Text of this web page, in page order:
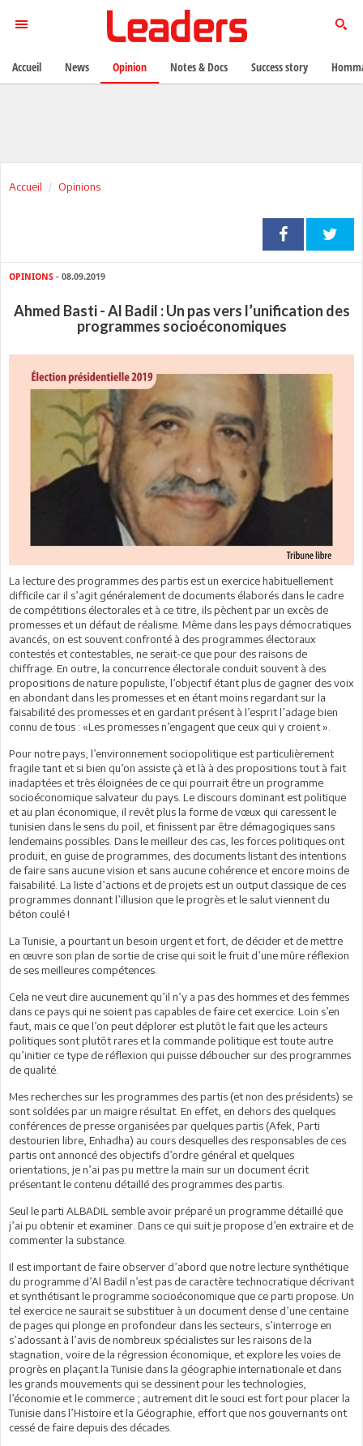
Accueil Opinions
OPINIONS - 08.09.2019
Ahmed Basti - Al Badil : Un pas vers l’unification des
programmes socioéconomiques
La lecture des programmes des partis est un exercice habituellement
difficile car il s’agit généralement de documents élaborés dans le cadre
de compétitions électorales et à ce titre, ils pèchent par un excès de
promesses et un défaut de réalisme. Même dans les pays démocratiques
avancés, on est souvent confronté à des programmes électoraux
contestés et contestables, ne serait-ce que pour des raisons de
chiffrage. En outre, la concurrence électorale conduit souvent à des
propositions de nature populiste, l’objectif étant plus de gagner des voix
en abondant dans les promesses et en étant moins regardant sur la
faisabilité des promesses et en gardant présent à l’esprit l’adage bien
connu de tous : «Les promesses n’engagent que ceux qui y croient ».
Pour notre pays, l’environnement sociopolitique est particulièrement
fragile tant et si bien qu’on assiste çà et là à des propositions tout à fait
inadaptées et très éloignées de ce qui pourrait être un programme
socioéconomique salvateur du pays. Le discours dominant est politique
et au plan économique, il revêt plus la forme de vœux qui caressent le
tunisien dans le sens du poil, et finissent par être démagogiques sans
lendemains possibles. Dans le meilleur des cas, les forces politiques ont
produit, en guise de programmes, des documents listant des intentions
de faire sans aucune vision et sans aucune cohérence et encore moins de
faisabilité. La liste d’actions et de projets est un output classique de ces
programmes donnant l’illusion que le progrès et le salut viennent du
béton coulé !
La Tunisie, a pourtant un besoin urgent et fort, de décider et de mettre
en œuvre son plan de sortie de crise qui soit le fruit d’une mûre réflexion
de ses meilleures compétences.
Cela ne veut dire aucunement qu’il n’y a pas des hommes et des femmes
dans ce pays qui ne soient pas capables de faire cet exercice. Loin s’en
faut, mais ce que l’on peut déplorer est plutôt le fait que les acteurs
politiques sont plutôt rares et la commande politique est toute autre
qu’initier ce type de réflexion qui puisse déboucher sur des programmes
de qualité.
Mes recherches sur les programmes des partis (et non des présidents) se
sont soldées par un maigre résultat. En effet, en dehors des quelques
conférences de presse organisées par quelques partis (Afek, Parti
destourien libre, Enhadha) au cours desquelles des responsables de ces
partis ont annoncé des objectifs d’ordre général et quelques
orientations, je n’ai pas pu mettre la main sur un document écrit
présentant le contenu détaillé des programmes des partis.
Seul le parti ALBADIL semble avoir préparé un programme détaillé que
j’ai pu obtenir et examiner. Dans ce qui suit je propose d’en extraire et de
commenter la substance.
Il est important de faire observer d’abord que notre lecture synthétique
du programme d’Al Badil n’est pas de caractère technocratique décrivant
et synthétisant le programme socioéconomique que ce parti propose. Un
tel exercice ne saurait se substituer à un document dense d’une centaine
de pages qui plonge en profondeur dans les secteurs, s’interroge en
s’adossant à l’avis de nombreux spécialistes sur les raisons de la
stagnation, voire de la régression économique, et explore les voies de
progrès en plaçant la Tunisie dans la géographie internationale et dans
les grands mouvements qui se dessinent pour les technologies,
l’économie et le commerce ; autrement dit le souci est fort pour placer la
Tunisie dans l’Histoire et la Géographie, effort que nos gouvernants ont
cessé de faire depuis des décades.
Accueil News Opinion Notes & Docs Success story